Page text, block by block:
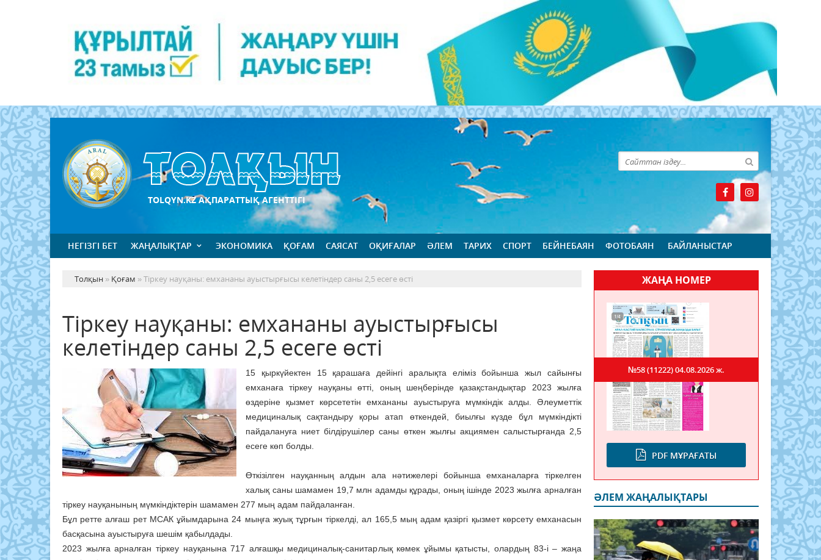
TOLQYN.KZ АҚПАРАТТЫҚ АГЕНТТІГІ
НЕГІЗГІ БЕТ ЖАҢАЛЫҚТАР ЭКОНОМИКА ҚОҒАМ САЯСАТ ОҚИҒАЛАР ӘЛЕМ ТАРИХ СПОРТ БЕЙНЕБАЯН ФОТОБАЯН БАЙЛАНЫСТАР
Толқын » Қоғам » Тіркеу науқаны: емхананы ауыстырғысы келетіндер саны 2,5 есеге өсті
Тіркеу науқаны: емхананы ауыстырғысы
келетіндер саны 2,5 есеге өсті
15 қыркүйектен 15 қарашаға дейінгі аралықта еліміз бойынша жыл сайынғы
емханаға тіркеу науқаны өтті, оның шеңберінде қазақстандықтар 2023 жылға
өздеріне қызмет көрсететін емхананы ауыстыруға мүмкіндік алды. Әлеуметтік
медициналық сақтандыру қоры атап өткендей, биылғы күзде бұл мүмкіндікті
пайдалануға ниет білдірушілер саны өткен жылғы акциямен салыстырғанда 2,5
есеге көп болды.
Өткізілген науқанның алдын ала нәтижелері бойынша емханаларға тіркелген
халық саны шамамен 19,7 млн адамды құрады, оның ішінде 2023 жылға арналған
тіркеу науқанының мүмкіндіктерін шамамен 277 мың адам пайдаланған.
Бұл ретте алғаш рет МСАК ұйымдарына 24 мыңға жуық тұрғын тіркелді, ал 165,5 мың адам қазіргі қызмет көрсету емханасын
басқасына ауыстыруға шешім қабылдады.
2023 жылға арналған тіркеу науқанына 717 алғашқы медициналық-санитарлық көмек ұйымы қатысты, олардың 83-і – жаңа
ЖАҢА НОМЕР
PDF МҰРАҒАТЫ
№58 (11222)04.08.2026 ж.
ӘЛЕМ ЖАҢАЛЫҚТАРЫ